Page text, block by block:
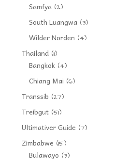
Samfya(2)
South Luangwa(3)
Wilder Norden (4)
Thailand(11)
Bangkok(4)
Chiang Mai (6)
Transsib (27)
Treibgut(51)
Ultimativer Guide (7)
Zimbabwe (15)
Bulawayo (3)